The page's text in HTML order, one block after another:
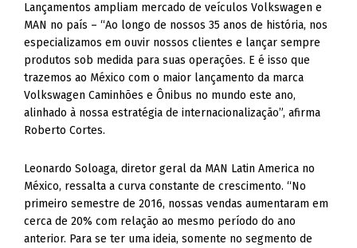
Lançamentos ampliam mercado de veículos Volkswagen e
MAN no país – “Ao longo de nossos 35 anos de história, nos
especializamos em ouvir nossos clientes e lançar sempre
produtos sob medida para suas operações. E é isso que
trazemos ao México com o maior lançamento da marca
Volkswagen Caminhões e Ônibus no mundo este ano,
alinhado à nossa estratégia de internacionalização”, afirma
Roberto Cortes.
Leonardo Soloaga, diretor geral da MAN Latin America no
México, ressalta a curva constante de crescimento. “No
primeiro semestre de 2016, nossas vendas aumentaram em
cerca de 20% com relação ao mesmo período do ano
anterior. Para se ter uma ideia, somente no segmento de